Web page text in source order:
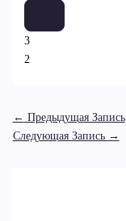
3
2
← Предыдущая Запись
Следующая Запись →